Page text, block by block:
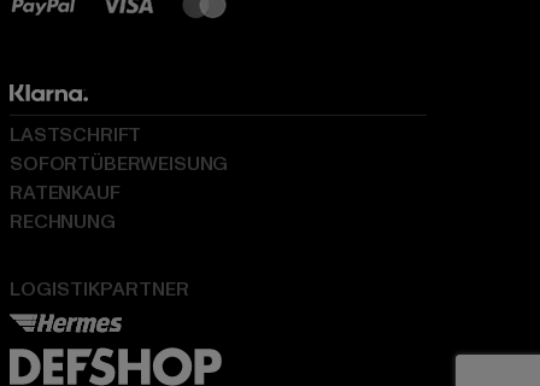
LOGISTIKPARTNER
LASTSCHRIFT
SOFORTÜBERWEISUNG
RATENKAUF
RECHNUNG